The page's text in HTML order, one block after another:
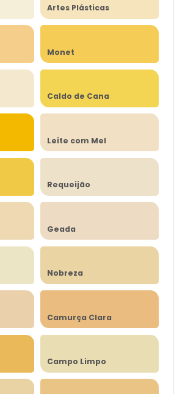
Artes Plásticas
Monet
Caldo de Cana
Leite com Mel
Requeijão
Geada
Nobreza
Camurça Clara
Campo Limpo